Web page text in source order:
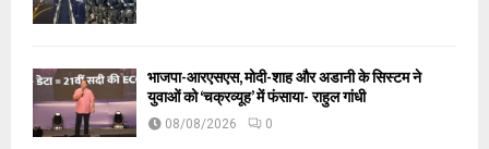
भाजपा-आरएसएस, मोदी-शाह और अडानी के सिस्टम ने
युवाओं को ‘चक्रव्यूह’ में फंसाया- राहुल गांधी
08/08/2026 0